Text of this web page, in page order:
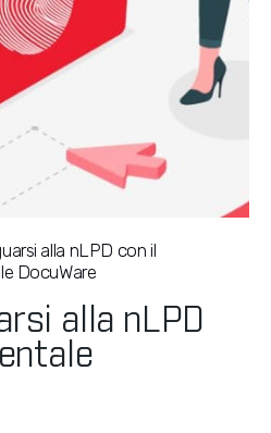
alla nLPD con il
DocuWare
alla nLPD